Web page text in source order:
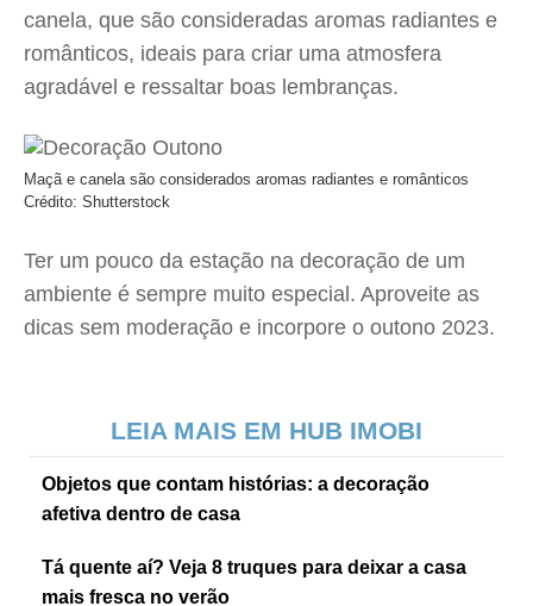
canela, que são consideradas aromas radiantes e
românticos, ideais para criar uma atmosfera
agradável e ressaltar boas lembranças.
Maçã e canela são considerados aromas radiantes e românticos
Crédito: Shutterstock
Ter um pouco da estação na decoração de um
ambiente é sempre muito especial. Aproveite as
dicas sem moderação e incorpore o outono 2023.
LEIA MAIS EM HUB IMOBI
Objetos que contam histórias: a decoração
afetiva dentro de casa
Tá quente aí? Veja 8 truques para deixar a casa
mais fresca no verão